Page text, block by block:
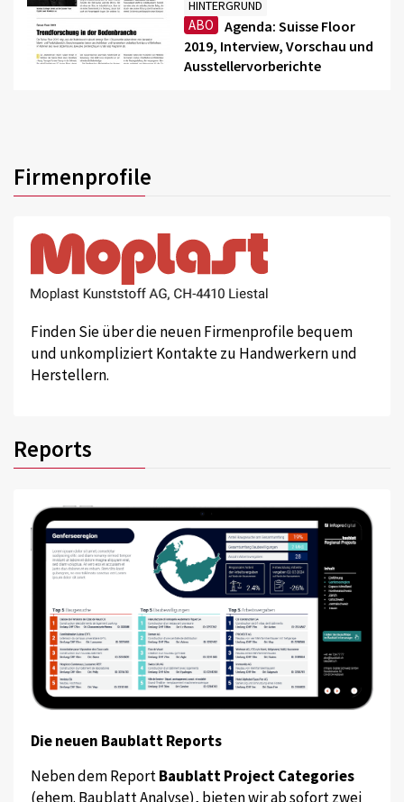
HINTERGRUND
ABO
Agenda: Suisse Floor
2019, Interview, Vorschau und
Ausstellervorberichte
Firmenprofile
Finden Sie über die neuen Firmenprofile bequem
und unkompliziert Kontakte zu Handwerkern und
Herstellern.
Reports
Die neuen Baublatt Reports
Neben dem ReportBaublatt Project Categories
(ehem. Baublatt Analyse), bieten wir ab sofort zwei